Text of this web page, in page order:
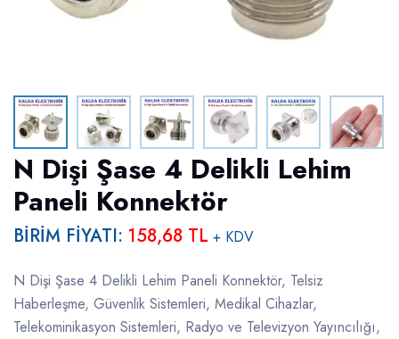
N Dişi Şase 4 Delikli Lehim
Paneli Konnektör
BİRİM FİYATI: 158,68 TL + KDV
N Dişi Şase 4 Delikli Lehim Paneli Konnektör, Telsiz
Haberleşme, Güvenlik Sistemleri, Medikal Cihazlar,
Telekominikasyon Sistemleri, Radyo ve Televizyon Yayıncılığı,